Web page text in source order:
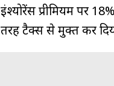
इंश्योरेंस प्रीमियम पर
तरह टैक्स से मुक्त कर